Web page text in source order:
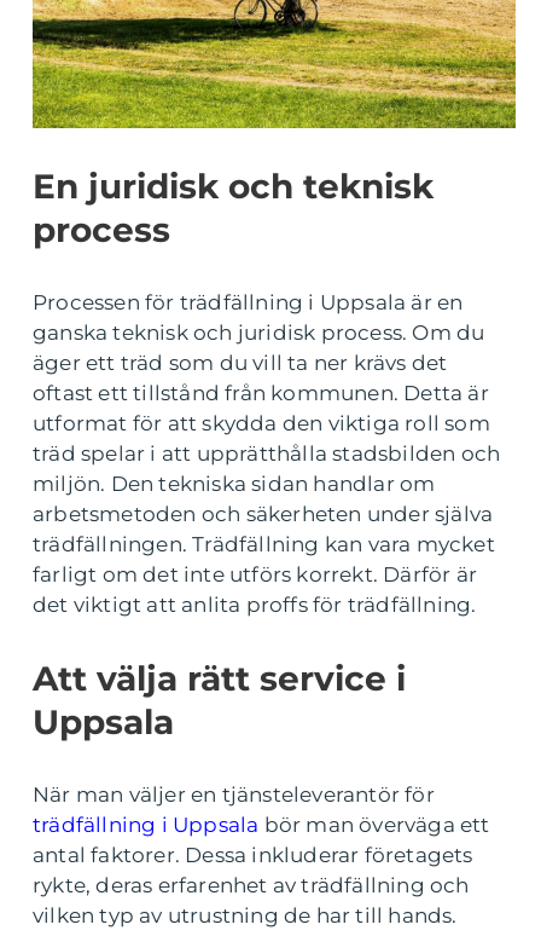
En juridisk och teknisk
process
Processen för trädfällning i Uppsala är en
ganska teknisk och juridisk process. Om du
äger ett träd som du vill ta ner krävs det
oftast ett tillstånd från kommunen. Detta är
utformat för att skydda den viktiga roll som
träd spelar i att upprätthålla stadsbilden och
miljön. Den tekniska sidan handlar om
arbetsmetoden och säkerheten under själva
trädfällningen. Trädfällning kan vara mycket
farligt om det inte utförs korrekt. Därför är
det viktigt att anlita proffs för trädfällning.
Att välja rätt service i
Uppsala
När man väljer en tjänsteleverantör för
trädfällning i Uppsala bör man överväga ett
antal faktorer. Dessa inkluderar företagets
rykte, deras erfarenhet av trädfällning och
vilken typ av utrustning de har till hands.